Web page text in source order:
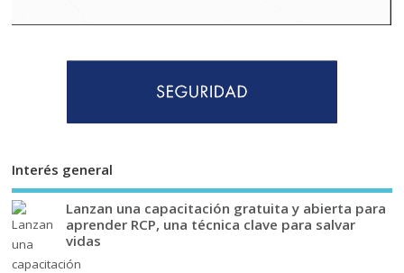
Interés general
Lanzan una capacitación gratuita y abierta para
aprender RCP, una técnica clave para salvar
vidas